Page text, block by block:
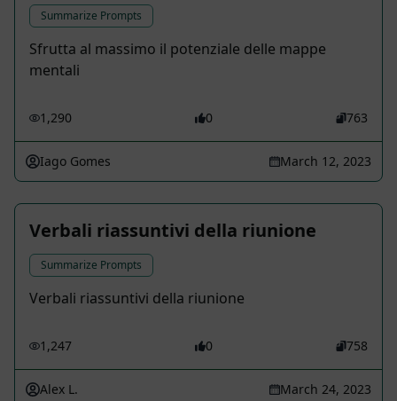
Summarize Prompts
Sfrutta al massimo il potenziale delle mappe
mentali
1,290 0 763
Iago Gomes March 12, 2023
Verbali riassuntivi della riunione
Summarize Prompts
Verbali riassuntivi della riunione
1,247 0 758
Alex L. March 24, 2023